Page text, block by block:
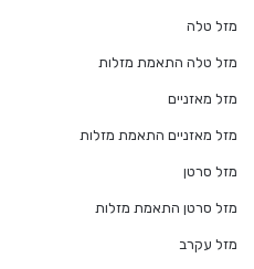
מזל טלה
מזל טלה התאמת מזלות
מזל מאזניים
מזל מאזניים התאמת מזלות
מזל סרטן
מזל סרטן התאמת מזלות
מזל עקרב